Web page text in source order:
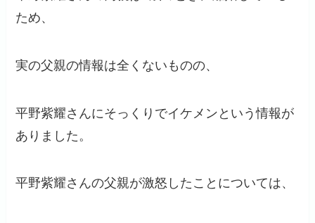
ため、
実の父親の情報は全くないものの、
平野紫耀さんにそっくりでイケメンという情報が
ありました。
平野紫耀さんの父親が激怒したことについては、